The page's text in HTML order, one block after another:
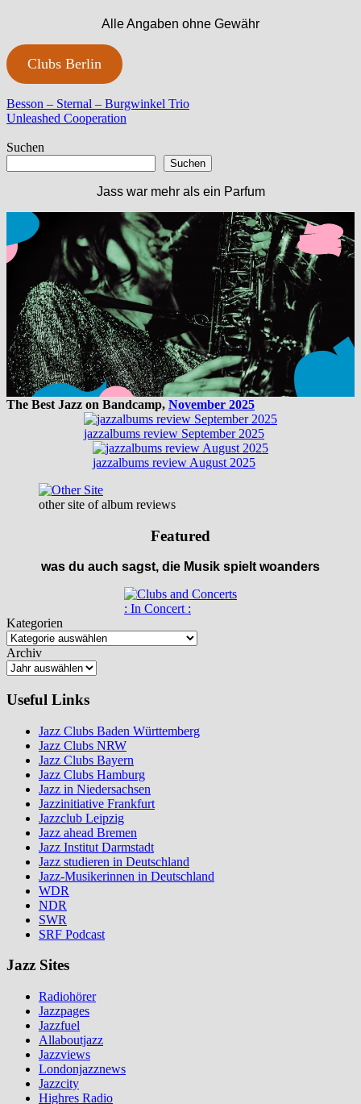
Alle Angaben ohne Gewähr
Clubs Berlin
Beitragsnavigation
Vorheriger
Beitrag:
Besson – Sternal – Burgwinkel Trio
Nächster
Unleashed Cooperation
Suchen
Suchen
Jass war mehr als ein Parfum
The Best Jazz on Bandcamp, November 2025
jazzalbums review September 2025
jazzalbums review August 2025
other site of album reviews
Featured
was du auch sagst, die Musik spielt woanders
: In Concert :
Kategorien
Archiv
Useful Links
Jazz Clubs Baden Württemberg
Jazz Clubs NRW
Jazz Clubs Bayern
Jazz Clubs Hamburg
Jazz in Niedersachsen
Jazzinitiative Frankfurt
Jazzclub Leipzig
Jazz ahead Bremen
Jazz Institut Darmstadt
Jazz studieren in Deutschland
Jazz-Musikerinnen in Deutschland
WDR
NDR
SWR
SRF Podcast
Jazz Sites
Radiohörer
Jazzpages
Jazzfuel
Allaboutjazz
Jazzviews
Londonjazznews
Jazzcity
Highres Radio